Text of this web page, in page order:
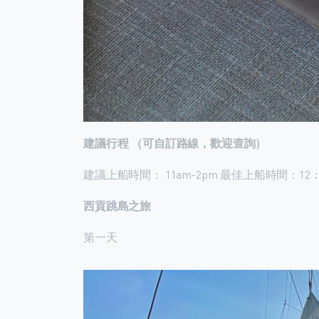
建議行程（可自訂路線，歡迎查詢）
建議上船時間： 11am-2pm 最佳上船時間：12
西貢跳島之旅
第一天